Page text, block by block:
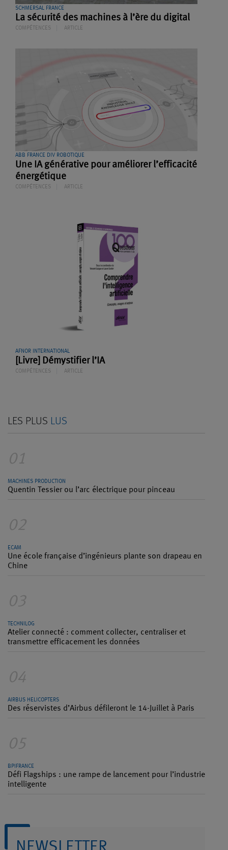
SCHMERSAL FRANCE
La sécurité des machines à l’ère du digital
COMPÉTENCES ARTICLE
ABB FRANCE DIV ROBOTIQUE
Une IA générative pour améliorer l’efficacité
énergétique
COMPÉTENCES ARTICLE
AFNOR INTERNATIONAL
[Livre] Démystifier l’IA
COMPÉTENCES ARTICLE
LES PLUS LUS
01
MACHINES PRODUCTION
Quentin Tessier ou l’arc électrique pour pinceau
02
ECAM
Une école française d’ingénieurs plante son drapeau en
Chine
03
TECHNILOG
Atelier connecté : comment collecter, centraliser et
transmettre efficacement les données
04
AIRBUS HELICOPTERS
Des réservistes d’Airbus défileront le 14-Juillet à Paris
05
BPIFRANCE
Défi Flagships : une rampe de lancement pour l’industrie
intelligente